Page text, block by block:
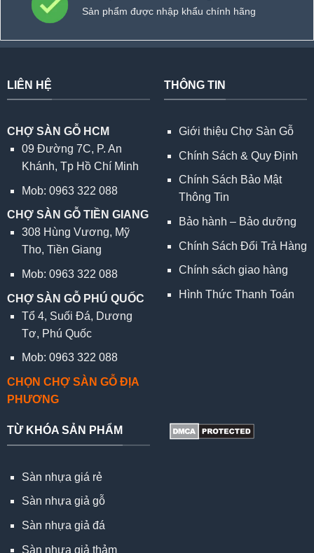
Sản phẩm được nhập khẩu chính hãng
LIÊN HỆ
CHỢ SÀN GỖ HCM
09 Đường 7C, P. An
Khánh, Tp Hồ Chí Minh
Mob: 0963 322 088
CHỢ SÀN GỖ TIỀN GIANG
308 Hùng Vương, Mỹ
Tho, Tiền Giang
Mob: 0963 322 088
CHỢ SÀN GỖ PHÚ QUỐC
Tổ 4, Suối Đá, Dương
Tơ, Phú Quốc
Mob: 0963 322 088
CHỌN CHỢ SÀN GỖ ĐỊA
PHƯƠNG
THÔNG TIN
Giới thiệu Chợ Sàn Gỗ
Chính Sách & Quy Định
Chính Sách Bảo Mật
Thông Tin
Bảo hành – Bảo dưỡng
Chính Sách Đổi Trả Hàng
Chính sách giao hàng
Hình Thức Thanh Toán
TỪ KHÓA SẢN PHẨM
Sàn nhựa giá rẻ
Sàn nhựa giả gỗ
Sàn nhựa giả đá
Sàn nhựa giả thảm